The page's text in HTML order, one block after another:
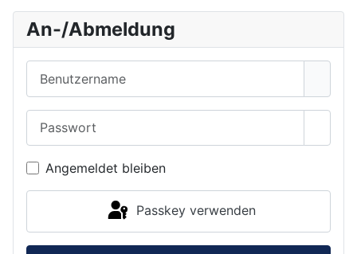
An-/Abmeldung
Angemeldet bleiben
Passkey verwenden